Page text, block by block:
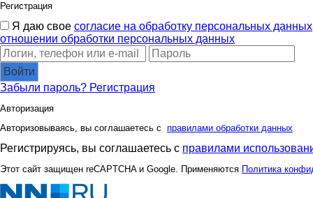
Регистрация
Я даю свое согласие на обработку персональных данных
отношении обработки персональных данных
Войти
Забыли пароль? Регистрация
Авторизация
Авторизовываясь, вы соглашаетесь с правилами обработки данных
Регистрируясь, вы соглашаетесь с правилами
Этот сайт защищен reCAPTCHA и Google. Применяются Политика